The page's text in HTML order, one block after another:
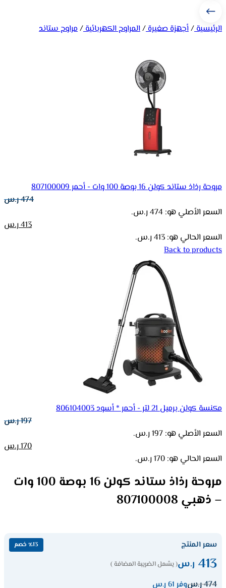
الرئيسية/أجهزة صغيرة/المراوح الكهربائية/مراوح ستاند
مروحة رذاذ ستاند كولن 16 بوصة 100 وات - أحمر 807100009
474ر.س
السعر الأصلي هو: 474 ر.س.
413ر.س
السعر الحالي هو: 413 ر.س.
Back to products
مكنسة كولن برميل 21 لتر - أحمر * أسود 806104003
197ر.س
السعر الأصلي هو: 197 ر.س.
170ر.س
السعر الحالي هو: 170 ر.س.
مروحة رذاذ ستاند كولن 16 بوصة 100 وات
– ذهبي 807100008
سعر المنتج ٪13 خصم
413 ر.س( يشمل الضريبة المضافة )
474ر.سوفر 61 ر.س